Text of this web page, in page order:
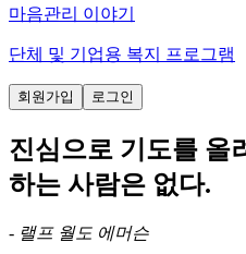
마음관리 이야기
단체 및 기업용 복지 프로그램
회원가입 로그인
진심으로 기도를 올
하는 사람은 없다.
- 랠프 월도 에머슨